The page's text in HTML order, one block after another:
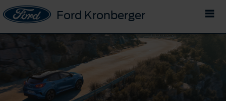
Ford Kronberger